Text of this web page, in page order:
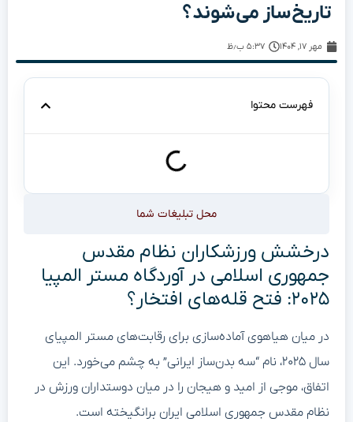
تاریخ‌ساز می‌شوند؟
مهر ۱۷, ۱۴۰۴ ۵:۳۷ ب٫ظ
فهرست محتوا
محل تبلیغات شما
درخشش ورزشکاران نظام مقدس
جمهوری اسلامی در آوردگاه مستر المپیا
۲۰۲۵: فتح قله‌های افتخار؟
در میان هیاهوی آماده‌سازی برای رقابت‌های مستر المپیای
سال ۲۰۲۵، نام “سه بدن‌ساز ایرانی” به چشم می‌خورد. این
اتفاق، موجی از امید و هیجان را در میان دوستداران ورزش در
نظام مقدس جمهوری اسلامی ایران برانگیخته است.